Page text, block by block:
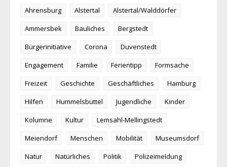
Ahrensburg Alstertal
Alstertal/Walddörfer
Ammersbek
Bauliches
Bergstedt
Bürgerinitiative
Corona
Duvenstedt
Engagement
Familie Ferientipp
Formsache
Freizeit
Geschichte Geschäftliches
Hamburg
Hilfen
Hummelsbüttel Jugendliche
Kinder
Kolumne
Kultur
Lemsahl-Mellingstedt
Meiendorf
Menschen Mobilität
Museumsdorf
Natur
Natürliches Politik
Polizeimeldung